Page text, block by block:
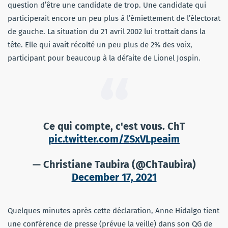
question d’être une candidate de trop. Une candidate qui
participerait encore un peu plus à l’émiettement de l’électorat
de gauche. La situation du 21 avril 2002 lui trottait dans la
tête. Elle qui avait récolté un peu plus de 2% des voix,
participant pour beaucoup à la défaite de Lionel Jospin.
Ce qui compte, c'est vous. ChT
pic.twitter.com/ZSxVLpeaim
— Christiane Taubira (@ChTaubira)
December 17, 2021
Quelques minutes après cette déclaration, Anne Hidalgo tient
une conférence de presse (prévue la veille) dans son QG de